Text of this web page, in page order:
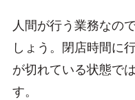
人間が行う業務なの
しょう。閉店時間に
が切れている状態で
す。